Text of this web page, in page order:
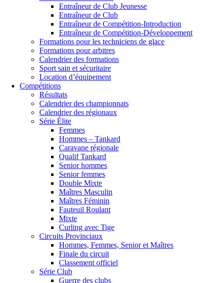
Entraîneur de Club Jeunesse
Entraîneur de Club
Entraîneur de Compétition-Introduction
Entraîneur de Compétition-Développement
Formations pour les techniciens de glace
Formations pour arbitres
Calendrier des formations
Sport sain et sécuritaire
Location d’équipement
Compétitions
Résultats
Calendrier des championnats
Calendrier des régionaux
Série Élite
Femmes
Hommes – Tankard
Caravane régionale
Qualif Tankard
Senior hommes
Senior femmes
Double Mixte
Maîtres Masculin
Maîtres Féminin
Fauteuil Roulant
Mixte
Curling avec Tige
Circuits Provinciaux
Hommes, Femmes, Senior et Maîtres
Finale du circuit
Classement officiel
Série Club
Guerre des clubs